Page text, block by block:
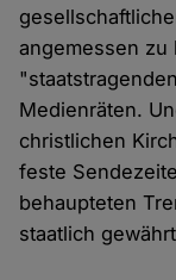
angemessen zu
Medienräten.
christlichen
feste
behaupteten
staatlich